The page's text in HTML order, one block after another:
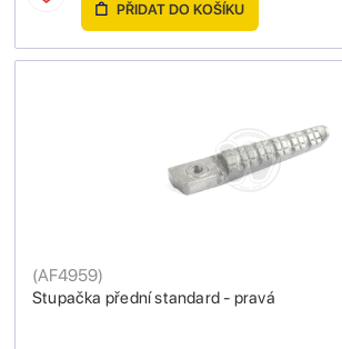
PŘIDAT DO KOŠÍKU
Stupačka přední standard - pravá
(AF4959)